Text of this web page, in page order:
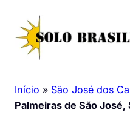
para
conteúdo
Início » São José dos
Palmeiras de São